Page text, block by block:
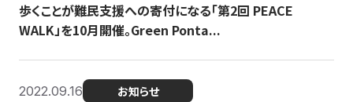
歩くことが難民支援への寄付になる「第2回 PEACE
WALK」を10月開催。Green Ponta...
2022.09.16 お知らせ